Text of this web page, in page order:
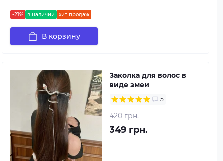
-21% в наличии хит продаж
В корзину
Заколка для волос в
виде змеи
5
420 грн.
349 грн.